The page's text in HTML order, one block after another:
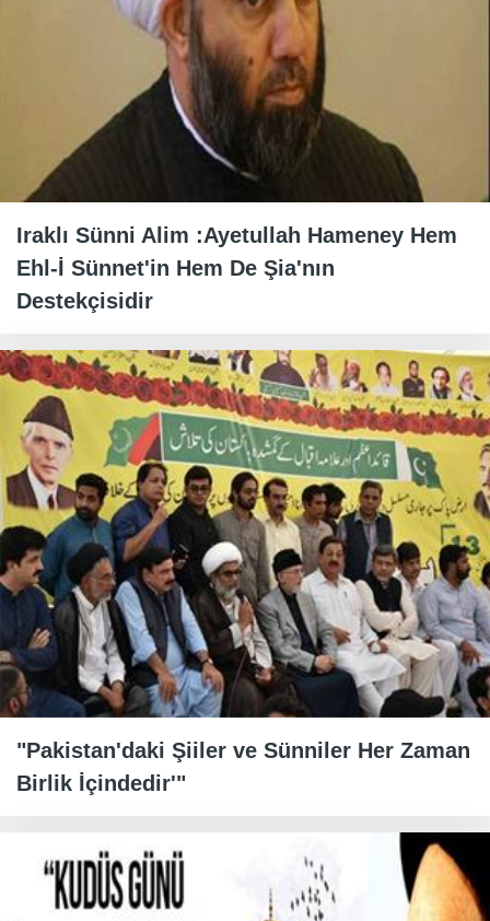
Iraklı Sünni Alim :Ayetullah Hameney Hem
Ehl-İ Sünnet'in Hem De Şia'nın
Destekçisidir
"Pakistan'daki Şiiler ve Sünniler Her Zaman
Birlik İçindedir'"